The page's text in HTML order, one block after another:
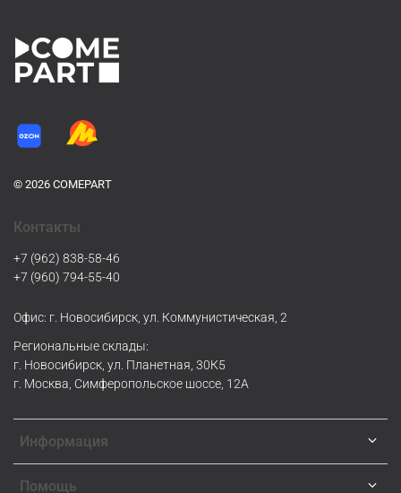
© 2026 COMEPART
Информация
Помощь
Контакты
+7 (962) 838-58-46
+7 (960) 794-55-40
Офис: г. Новосибирск, ул. Коммунистическая, 2
Региональные склады:
г. Новосибирск, ул. Планетная, 30К5
г. Москва, Симферопольское шоссе, 12А